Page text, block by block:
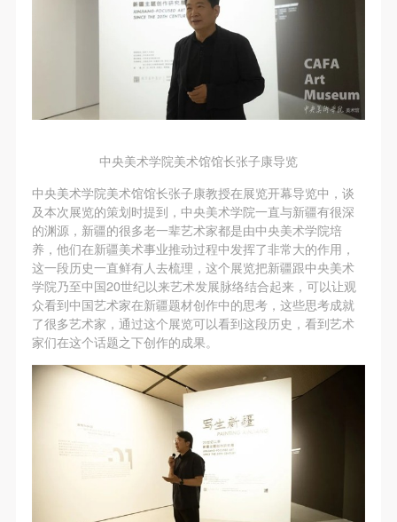
中央美术学院美术馆馆长张子康导览
中央美术学院美术馆馆长张子康教授在展览开幕导览中，谈
及本次展览的策划时提到，中央美术学院一直与新疆有很深
的渊源，新疆的很多老一辈艺术家都是由中央美术学院培
养，他们在新疆美术事业推动过程中发挥了非常大的作用，
这一段历史一直鲜有人去梳理，这个展览把新疆跟中央美术
学院乃至中国20世纪以来艺术发展脉络结合起来，可以让观
众看到中国艺术家在新疆题材创作中的思考，这些思考成就
了很多艺术家，通过这个展览可以看到这段历史，看到艺术
家们在这个话题之下创作的成果。
的人身安全不负有民事及相关连带责任。
参加活动者在此次活动期间应主动遵守美术馆活动秩
序、维护美术馆场地及展示、展览、馆藏艺术作品及
衍生品的安全。活动中一旦因个人原因造成美术馆场
破坏。活动中任何非事故当事人及美术馆将不承担相
应的责任与损失，应由参与活动者根据相应的法律条
文、组织规定进行协商和赔偿。并追究相应的法律责
任和经济责任。
第六条
参与活动者在参与活动时应当在美术馆工作人员及活
动导师、教师指导下进行，并正确的使用活动中所涉
及到的绘画工具、创作材料及配套设备、设施，若参
与者因个人原因在使用相应绘画工具、创作材料及配
套设备、设施造成个人受伤、伤害他人及造成相应工
具、材料、设备或设施的故障或损坏。参与活动者应
当承当相应的全部责任，并主动赔偿相应的经济损
失。活动中任何非事故当事人及美术馆将不承担人身
中央美术学院美术馆肖像权许可使用协议
的人身安全不负有民事及相关连带责任。
参加活动者在此次活动期间应主动遵守美术馆活动秩
序、维护美术馆场地及展示、展览、馆藏艺术作品及
衍生品的安全。活动中一旦因个人原因造成美术馆场
破坏。活动中任何非事故当事人及美术馆将不承担相
应的责任与损失，应由参与活动者根据相应的法律条
文、组织规定进行协商和赔偿。并追究相应的法律责
任和经济责任。
第六条
参与活动者在参与活动时应当在美术馆工作人员及活
动导师、教师指导下进行，并正确的使用活动中所涉
及到的绘画工具、创作材料及配套设备、设施，若参
与者因个人原因在使用相应绘画工具、创作材料及配
套设备、设施造成个人受伤、伤害他人及造成相应工
具、材料、设备或设施的故障或损坏。参与活动者应
当承当相应的全部责任，并主动赔偿相应的经济损
失。活动中任何非事故当事人及美术馆将不承担人身
中央美术学院美术馆肖像权许可使用协议
的人身安全不负有民事及相关连带责任。
参加活动者在此次活动期间应主动遵守美术馆活动秩
序、维护美术馆场地及展示、展览、馆藏艺术作品及
衍生品的安全。活动中一旦因个人原因造成美术馆场
破坏。活动中任何非事故当事人及美术馆将不承担相
应的责任与损失，应由参与活动者根据相应的法律条
文、组织规定进行协商和赔偿。并追究相应的法律责
任和经济责任。
第六条
参与活动者在参与活动时应当在美术馆工作人员及活
动导师、教师指导下进行，并正确的使用活动中所涉
及到的绘画工具、创作材料及配套设备、设施，若参
与者因个人原因在使用相应绘画工具、创作材料及配
套设备、设施造成个人受伤、伤害他人及造成相应工
具、材料、设备或设施的故障或损坏。参与活动者应
当承当相应的全部责任，并主动赔偿相应的经济损
失。活动中任何非事故当事人及美术馆将不承担人身
中央美术学院美术馆肖像权许可使用协议